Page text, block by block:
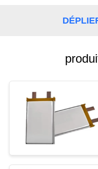
DEMANDEZ
PLAN
SITE
PRIVACY
POLICY